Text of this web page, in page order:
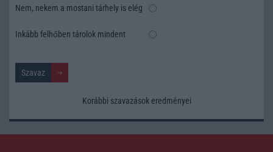
Nem, nekem a mostani tárhely is elég
Inkább felhőben tárolok mindent
Korábbi szavazások eredményei